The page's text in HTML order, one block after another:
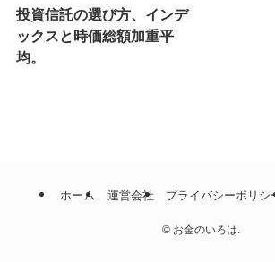
投資信託の選び方、インデ
ックスと時価総額加重平
均。
ホーム 運営会社 プライバシーポリシ
©お金のいろは.